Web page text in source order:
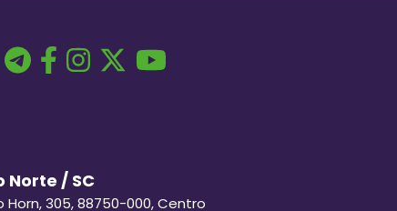
Norte / SC
Horn, 305, 88750-000, Centro